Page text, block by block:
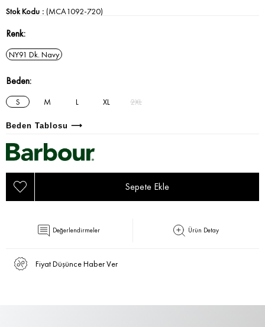
Stok Kodu (MCA1092-720)
Renk
NY91 Dk. Navy
Beden
S M L XL 2XL
Beden Tablosu ⟶
Değerlendirmeler Ürün Detay
Fiyat Düşünce Haber Ver